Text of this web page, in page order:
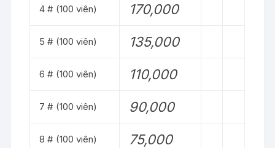
4 # (100 viên) 170,000
5 # (100 viên) 135,000
6 # (100 viên) 110,000
7 # (100 viên) 90,000
8 # (100 viên) 75,000